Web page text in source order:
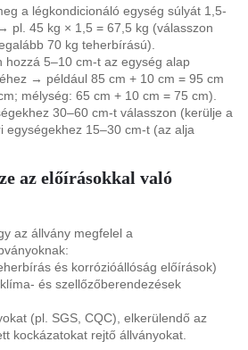
a légkondicionáló egység súlyát 1,5-
pl. 45 kg × 1,5 = 67,5 kg (válasszon
70 kg teherbírású).
hozzá 5–10 cm-t az egység alap
→ például 85 cm + 10 cm = 95 cm
mélység: 65 cm + 10 cm = 75 cm).
30–60 cm-t válasszon (kerülje a
egységekhez 15–30 cm-t (az alja
az előírásokkal való
az állvány megfelel a
és korrózióállóság előírások)
és szellőzőberendezések
(pl. SGS, CQC), elkerülendő az
kockázatokat rejtő állványokat.